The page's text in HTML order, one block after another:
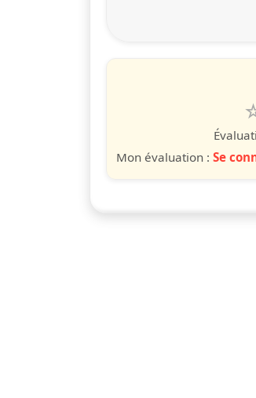
Mon évaluation : Se